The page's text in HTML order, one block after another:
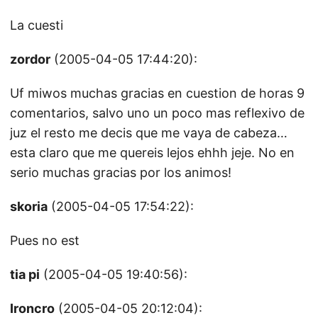
La cuesti
zordor (2005-04-05 17:44:20):
Uf miwos muchas gracias en cuestion de horas 9
comentarios, salvo uno un poco mas reflexivo de
juz el resto me decis que me vaya de cabeza…
esta claro que me quereis lejos ehhh jeje. No en
serio muchas gracias por los animos!
skoria (2005-04-05 17:54:22):
Pues no est
tia pi (2005-04-05 19:40:56):
Ironcro (2005-04-05 20:12:04):